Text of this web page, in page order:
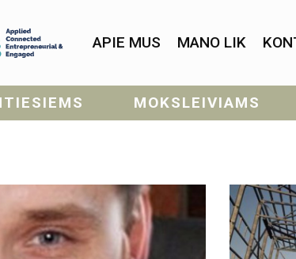
APIE MUS MANO LIK
MOKSLEIVIAMS